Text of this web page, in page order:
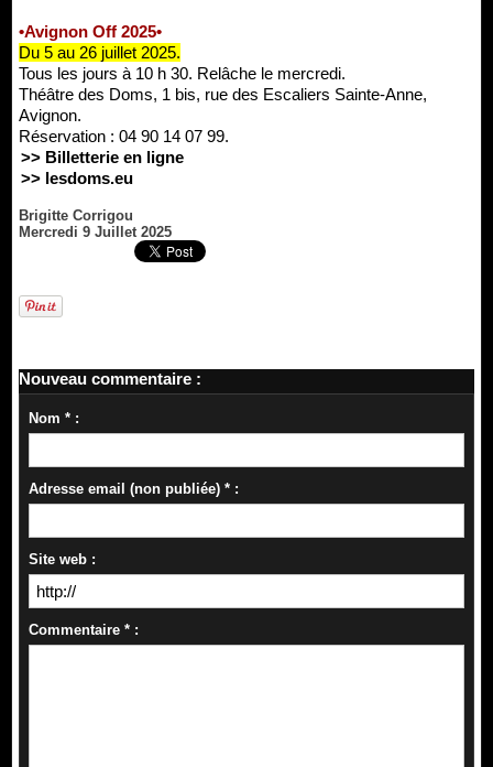
•Avignon Off 2025•
Du 5 au 26 juillet 2025.
Tous les jours à 10 h 30. Relâche le mercredi.
Théâtre des Doms, 1 bis, rue des Escaliers Sainte-Anne,
Avignon.
Réservation : 04 90 14 07 99.
>> Billetterie en ligne
>> lesdoms.eu
Brigitte Corrigou
Mercredi 9 Juillet 2025
Nouveau commentaire :
Nom * :
Adresse email (non publiée) * :
Site web :
Commentaire * :